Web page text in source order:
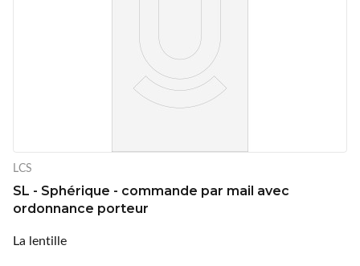
LCS
SL - Sphérique - commande par mail avec
ordonnance porteur
La lentille